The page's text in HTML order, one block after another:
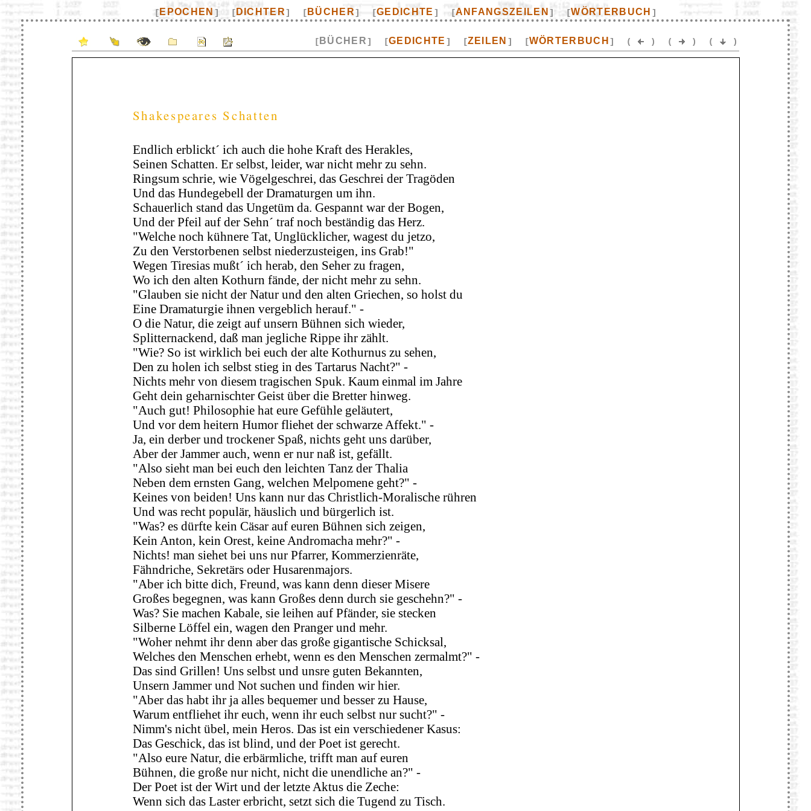
[ EPOCHEN ] [ DICHTER] [ BÜCHER] [GEDICHTE ] [ANFANGSZEILEN ] [WÖRTERBUCH ]
[ BÜCHER] [GEDICHTE ] [ZEILEN ] [WÖRTERBUCH ] ( ) ( ) ( )
Shakespeares Schatten
Endlich erblickt´ ich auch die hohe Kraft des Herakles,
Seinen Schatten. Er selbst, leider, war nicht mehr zu sehn.
Ringsum schrie, wie Vögelgeschrei, das Geschrei der Tragöden
Und das Hundegebell der Dramaturgen um ihn.
Schauerlich stand das Ungetüm da. Gespannt war der Bogen,
Und der Pfeil auf der Sehn´ traf noch beständig das Herz.
"Welche noch kühnere Tat, Unglücklicher, wagest du jetzo,
Zu den Verstorbenen selbst niederzusteigen, ins Grab!"
Wegen Tiresias mußt´ ich herab, den Seher zu fragen,
Wo ich den alten Kothurn fände, der nicht mehr zu sehn.
"Glauben sie nicht der Natur und den alten Griechen, so holst du
Eine Dramaturgie ihnen vergeblich herauf." -
O die Natur, die zeigt auf unsern Bühnen sich wieder,
Splitternackend, daß man jegliche Rippe ihr zählt.
"Wie? So ist wirklich bei euch der alte Kothurnus zu sehen,
Den zu holen ich selbst stieg in des Tartarus Nacht?" -
Nichts mehr von diesem tragischen Spuk. Kaum einmal im Jahre
Geht dein geharnischter Geist über die Bretter hinweg.
"Auch gut! Philosophie hat eure Gefühle geläutert,
Und vor dem heitern Humor fliehet der schwarze Affekt." -
Ja, ein derber und trockener Spaß, nichts geht uns darüber,
Aber der Jammer auch, wenn er nur naß ist, gefällt.
"Also sieht man bei euch den leichten Tanz der Thalia
Neben dem ernsten Gang, welchen Melpomene geht?" -
Keines von beiden! Uns kann nur das Christlich-Moralische rühren
Und was recht populär, häuslich und bürgerlich ist.
"Was? es dürfte kein Cäsar auf euren Bühnen sich zeigen,
Kein Anton, kein Orest, keine Andromacha mehr?" -
Nichts! man siehet bei uns nur Pfarrer, Kommerzienräte,
Fähndriche, Sekretärs oder Husarenmajors.
"Aber ich bitte dich, Freund, was kann denn dieser Misere
Großes begegnen, was kann Großes denn durch sie geschehn?" -
Was? Sie machen Kabale, sie leihen auf Pfänder, sie stecken
Silberne Löffel ein, wagen den Pranger und mehr.
"Woher nehmt ihr denn aber das große gigantische Schicksal,
Welches den Menschen erhebt, wenn es den Menschen zermalmt?" -
Das sind Grillen! Uns selbst und unsre guten Bekannten,
Unsern Jammer und Not suchen und finden wir hier.
"Aber das habt ihr ja alles bequemer und besser zu Hause,
Warum entfliehet ihr euch, wenn ihr euch selbst nur sucht?" -
Nimm's nicht übel, mein Heros. Das ist ein verschiedener Kasus:
Das Geschick, das ist blind, und der Poet ist gerecht.
"Also eure Natur, die erbärmliche, trifft man auf euren
Bühnen, die große nur nicht, nicht die unendliche an?" -
Der Poet ist der Wirt und der letzte Aktus die Zeche:
Wenn sich das Laster erbricht, setzt sich die Tugend zu Tisch.